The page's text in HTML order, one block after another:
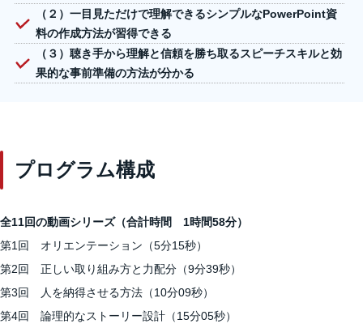
（２）一目見ただけで理解できるシンプルなPowerPoint資
料の作成方法が習得できる
（３）聴き手から理解と信頼を勝ち取るスピーチスキルと効
果的な事前準備の方法が分かる
プログラム構成
全11回の動画シリーズ（合計時間 1時間58分）
第1回 オリエンテーション（5分15秒）
第2回 正しい取り組み方と力配分（9分39秒）
第3回 人を納得させる方法（10分09秒）
第4回 論理的なストーリー設計（15分05秒）